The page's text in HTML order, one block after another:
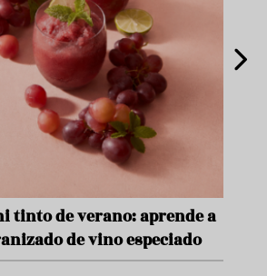
tinto de verano: aprende a
de vino especiado